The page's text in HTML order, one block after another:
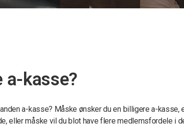
a-kasse?
a-kasse? Måske ønsker du en billigere a-kasse,
eller måske vil du blot have flere medlemsfordele i